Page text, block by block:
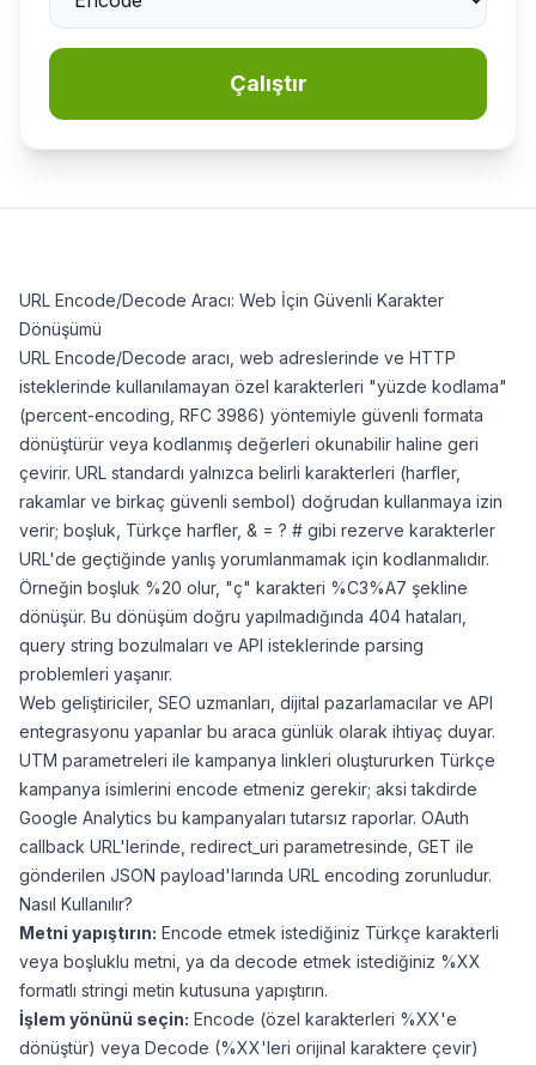
Çalıştır
URL Encode/Decode Aracı: Web İçin Güvenli Karakter
Dönüşümü
URL Encode/Decode aracı, web adreslerinde ve HTTP
isteklerinde kullanılamayan özel karakterleri "yüzde kodlama"
(percent-encoding, RFC 3986) yöntemiyle güvenli formata
dönüştürür veya kodlanmış değerleri okunabilir haline geri
çevirir. URL standardı yalnızca belirli karakterleri (harfler,
rakamlar ve birkaç güvenli sembol) doğrudan kullanmaya izin
verir; boşluk, Türkçe harfler, & = ? # gibi rezerve karakterler
URL'de geçtiğinde yanlış yorumlanmamak için kodlanmalıdır.
Örneğin boşluk %20 olur, "ç" karakteri %C3%A7 şekline
dönüşür. Bu dönüşüm doğru yapılmadığında 404 hataları,
query string bozulmaları ve API isteklerinde parsing
problemleri yaşanır.
Web geliştiriciler, SEO uzmanları, dijital pazarlamacılar ve API
entegrasyonu yapanlar bu araca günlük olarak ihtiyaç duyar.
UTM parametreleri ile kampanya linkleri oluştururken Türkçe
kampanya isimlerini encode etmeniz gerekir; aksi takdirde
Google Analytics bu kampanyaları tutarsız raporlar. OAuth
callback URL'lerinde, redirect_uri parametresinde, GET ile
gönderilen JSON payload'larında URL encoding zorunludur.
Nasıl Kullanılır?
Metni yapıştırın: Encode etmek istediğiniz Türkçe karakterli
veya boşluklu metni, ya da decode etmek istediğiniz %XX
formatlı stringi metin kutusuna yapıştırın.
İşlem yönünü seçin: Encode (özel karakterleri %XX'e
dönüştür) veya Decode (%XX'leri orijinal karaktere çevir)
Hizmetleriniz güvenli mi?
Şifremi vermem gerekiyor mu?
Düşüş olursa telafi var mı?